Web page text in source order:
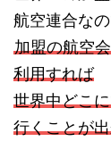
航空連合な
加盟の航空
利用すれば
世界中どこ
行くことが